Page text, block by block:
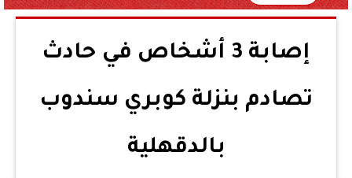
إصابة 3 أشخاص في حادث
تصادم بنزلة كوبري سندوب
بالدقهلية